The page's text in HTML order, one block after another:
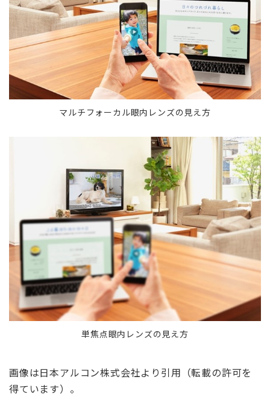
マルチフォーカル眼内レンズの見え方
単焦点眼内レンズの見え方
画像は日本アルコン株式会社より引用（転載の許可を
得ています）。